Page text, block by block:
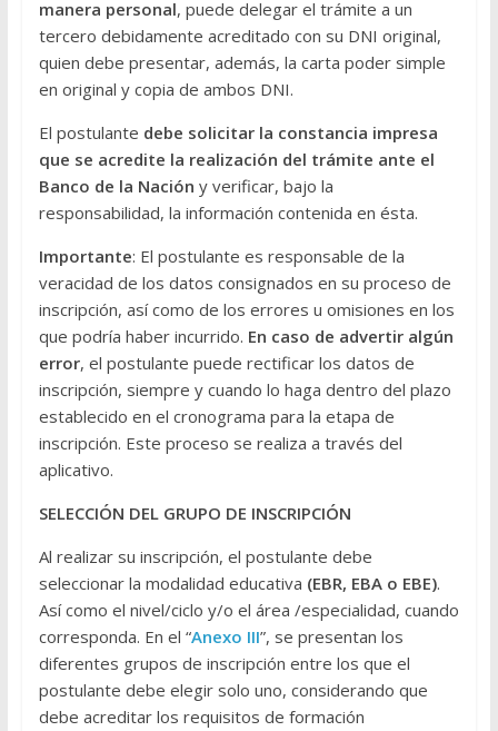
manera personal, puede delegar el trámite a un
tercero debidamente acreditado con su DNI original,
quien debe presentar, además, la carta poder simple
en original y copia de ambos DNI.
El postulante debe solicitar la constancia impresa
que se acredite la realización del trámite ante el
Banco de la Nación y verificar, bajo la
responsabilidad, la información contenida en ésta.
Importante: El postulante es responsable de la
veracidad de los datos consignados en su proceso de
inscripción, así como de los errores u omisiones en los
que podría haber incurrido. En caso de advertir algún
error, el postulante puede rectificar los datos de
inscripción, siempre y cuando lo haga dentro del plazo
establecido en el cronograma para la etapa de
inscripción. Este proceso se realiza a través del
aplicativo.
SELECCIÓN DEL GRUPO DE INSCRIPCIÓN
Al realizar su inscripción, el postulante debe
seleccionar la modalidad educativa (EBR, EBA o EBE).
Así como el nivel/ciclo y/o el área /especialidad, cuando
corresponda. En el “Anexo III”, se presentan los
diferentes grupos de inscripción entre los que el
postulante debe elegir solo uno, considerando que
debe acreditar los requisitos de formación